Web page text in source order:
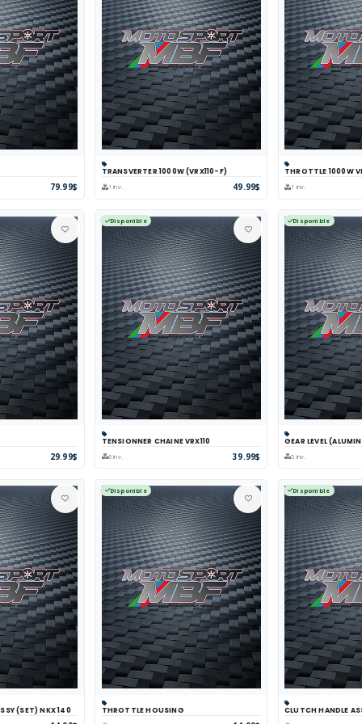
79.99$
Panier Comparer
TRANSVERTER 1000W (VRX110-F)
1 inv. 49.99$
Panier
THROTTLE 1000W
1 inv.
29.99$
Disponible
Panier ComparerTENSIONNER CHAINE VRX110
6 inv. 39.99$
Disponible
Panier
GEAR LEVEL
5 inv.
Voir
(SET) NKX 140
Disponible
Panier Comparer
THROTTLE HOUSING
Disponible
Panier
CLUTCH HANDLE